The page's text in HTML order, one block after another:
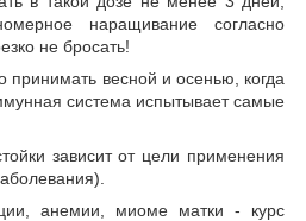
наращивание согласно
не бросать!
принимать весной и осенью, когда
система испытывает самые
зависит от цели применения
анемии, миоме матки - курс